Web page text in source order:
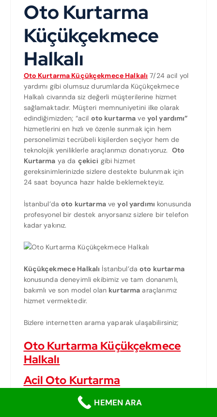
Oto Kurtarma
Küçükçekmece
Halkalı
Oto Kurtarma Küçükçekmece Halkalı 7/24 acil yol
yardımı gibi olumsuz durumlarda Küçükçekmece
Halkalı civarında siz değerli müşterilerine hizmet
sağlamaktadır. Müşteri memnuniyetini ilke olarak
edindiğimizden; “acil oto kurtarma ve yol yardımı”
hizmetlerini en hızlı ve özenle sunmak için hem
personelimizi tecrübeli kişilerden seçiyor hem de
teknolojik yeniliklerle araçlarımızı donatıyoruz. Oto
Kurtarma ya da çekici gibi hizmet
gereksinimlerinizde sizlere destekte bulunmak için
24 saat boyunca hazır halde beklemekteyiz.
İstanbul’daoto kurtarmaveyol yardımı konusunda
profesyonel bir destek arıyorsanız sizlere bir telefon
kadar yakınız.
Küçükçekmece Halkalı İstanbul’daoto kurtarma
konusunda deneyimli ekibimiz ve tam donanımlı,
bakımlı ve son model olan kurtarma araçlarımız
hizmet vermektedir.
Bizlere internetten arama yaparak ulaşabilirsiniz;
Oto Kurtarma Küçükçekmece
Halkalı
Acil Oto Kurtarma
Küçükçekmece Halkalı
HEMEN ARA